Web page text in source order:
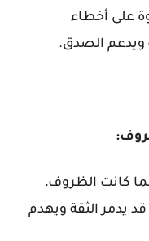
على أخطاء
ويدعم الصدق.
كانت الظروف،
يدمر الثقة ويهدم